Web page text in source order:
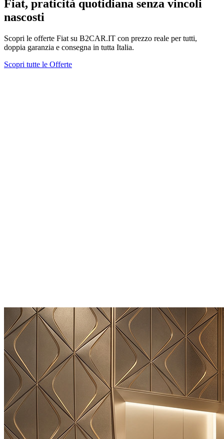
Fiat, praticità quotidiana senza vincoli
nascosti
Scopri le offerte Fiat su B2CAR.IT con prezzo reale per tutti,
doppia garanzia e consegna in tutta Italia.
Scopri tutte le Offerte